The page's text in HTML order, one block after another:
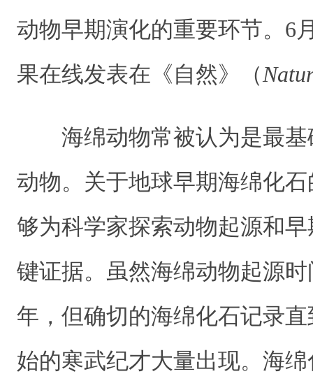
动物早期演化的重要环节。6
果在线发表在《自然》（
海绵动物常被认为是最
动物。关于地球早期海绵化
够为科学家探索动物起源和
键证据。虽然海绵动物起源
年，但确切的海绵化石记录
始的寒武纪才大量出现。海